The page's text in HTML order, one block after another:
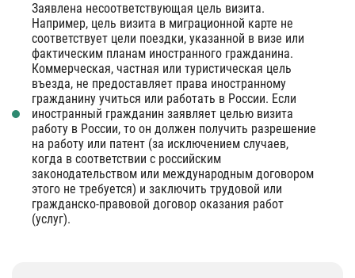
Заявлена несоответствующая цель визита.
Например, цель визита в миграционной карте не
соответствует цели поездки, указанной в визе или
фактическим планам иностранного гражданина.
Коммерческая, частная или туристическая цель
въезда, не предоставляет права иностранному
гражданину учиться или работать в России. Если
иностранный гражданин заявляет целью визита
работу в России, то он должен получить разрешение
на работу или патент (за исключением случаев,
когда в соответствии с российским
законодательством или международным договором
этого не требуется) и заключить трудовой или
гражданско-правовой договор оказания работ
(услуг).